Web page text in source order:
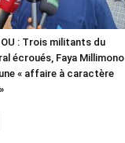
: Trois militants du
écroués, Faya Millimono
« affaire à caractère